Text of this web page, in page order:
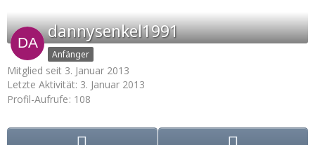
dannysenkel1991
Anfänger
Mitglied seit 3. Januar 2013
Letzte Aktivität: 3. Januar 2013
Profil-Aufrufe 108